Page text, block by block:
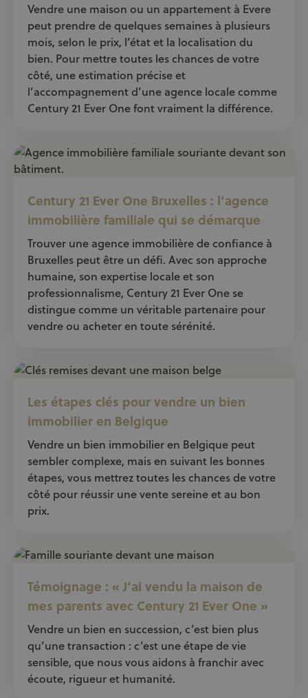
Vendre une maison ou un appartement à Evere
peut prendre de quelques semaines à plusieurs
mois, selon le prix, l’état et la localisation du
bien. Pour mettre toutes les chances de votre
côté, une estimation précise et
l’accompagnement d’une agence locale comme
Century 21 Ever One font vraiment la différence.
Century 21 Ever One Bruxelles : l’agence
immobilière familiale qui se démarque
Trouver une agence immobilière de confiance à
Bruxelles peut être un défi. Avec son approche
humaine, son expertise locale et son
professionnalisme, Century 21 Ever One se
distingue comme un véritable partenaire pour
vendre ou acheter en toute sérénité.
Les étapes clés pour vendre un bien
immobilier en Belgique
Vendre un bien immobilier en Belgique peut
sembler complexe, mais en suivant les bonnes
étapes, vous mettrez toutes les chances de votre
côté pour réussir une vente sereine et au bon
prix.
Témoignage : « J’ai vendu la maison de
mes parents avec Century 21 Ever One »
Vendre un bien en succession, c’est bien plus
qu’une transaction : c’est une étape de vie
sensible, que nous vous aidons à franchir avec
écoute, rigueur et humanité.